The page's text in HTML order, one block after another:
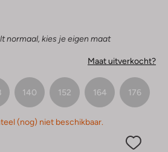
normaal, kies je eigen maat
Maat uitverkocht?
140 152 164 176
(nog) niet beschikbaar.